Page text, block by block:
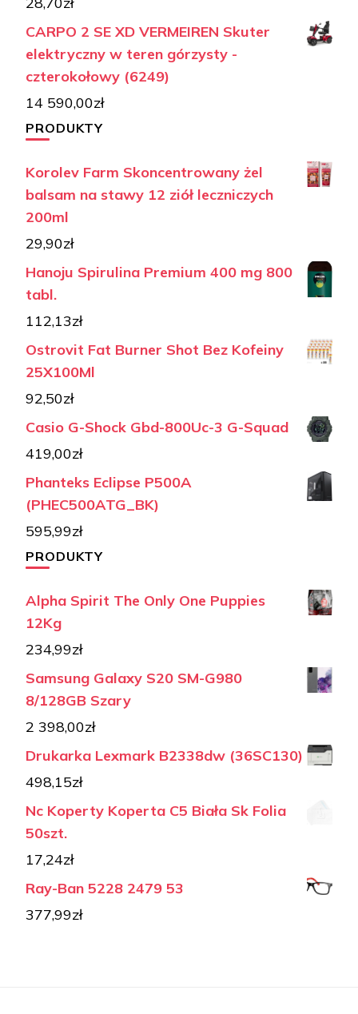
CARPO 2 SE XD VERMEIREN Skuter
elektryczny w teren górzysty -
czterokołowy (6249)
14 590,00zł
PRODUKTY
Korolev Farm Skoncentrowany żel
balsam na stawy 12 ziół leczniczych
200ml
29,90zł
Hanoju Spirulina Premium 400 mg 800
tabl.
112,13zł
Ostrovit Fat Burner Shot Bez Kofeiny
25X100Ml
92,50zł
Casio G-Shock Gbd-800Uc-3 G-Squad
419,00zł
Phanteks Eclipse P500A
(PHEC500ATG_BK)
595,99zł
PRODUKTY
Alpha Spirit The Only One Puppies
12Kg
234,99zł
Samsung Galaxy S20 SM-G980
8/128GB Szary
2 398,00zł
Drukarka Lexmark B2338dw (36SC130)
498,15zł
Nc Koperty Koperta C5 Biała Sk Folia
50szt.
17,24zł
Ray-Ban 5228 2479 53
377,99zł